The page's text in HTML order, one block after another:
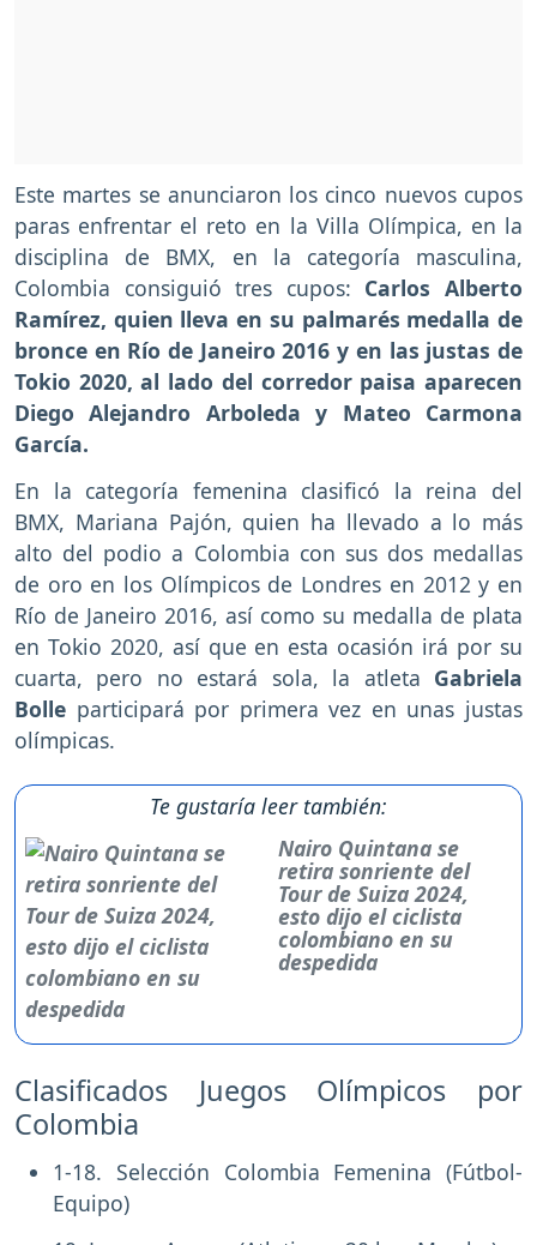
Este martes se anunciaron los cinco nuevos cupos
paras enfrentar el reto en la Villa Olímpica, en la
disciplina de BMX, en la categoría masculina,
Colombia consiguió tres cupos: Carlos Alberto
Ramírez, quien lleva en su palmarés medalla de
bronce en Río de Janeiro 2016 y en las justas de
Tokio 2020, al lado del corredor paisa aparecen
Diego Alejandro Arboleda y Mateo Carmona
García.
En la categoría femenina clasificó la reina del
BMX, Mariana Pajón, quien ha llevado a lo más
alto del podio a Colombia con sus dos medallas
de oro en los Olímpicos de Londres en 2012 y en
Río de Janeiro 2016, así como su medalla de plata
en Tokio 2020, así que en esta ocasión irá por su
cuarta, pero no estará sola, la atleta Gabriela
Bolle participará por primera vez en unas justas
olímpicas.
Te gustaría leer también:
Nairo Quintana se
retira sonriente del
Tour de Suiza 2024,
esto dijo el ciclista
colombiano en su
despedida
Clasificados Juegos Olímpicos por
Colombia
1-18. Selección Colombia Femenina (Fútbol-
Equipo)